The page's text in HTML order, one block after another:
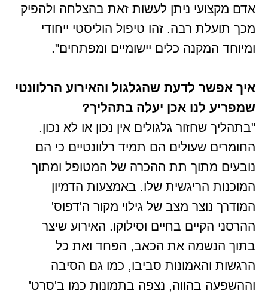
אדם מקצועי ניתן לעשות זאת בהצלחה ולהפיק
מכך תועלת רבה. זהו טיפול הוליסטי ייחודי
ומיוחד המקנה כלים יישומיים ומפתחים".
איך אפשר לדעת שהגלגול והאירוע הרלוונטי
שמפריע לנו אכן יעלה בתהליך?
"בתהליך שחזור גלגולים אין נכון או לא נכון.
החומרים שעולים הם תמיד רלוונטיים כי הם
נובעים מתוך תת ההכרה של המטופל ומתוך
המוכנות הריגשית שלו. באמצעות הדמיון
המודרך נוצר מצב של גילוי מקור ה'דפוס'
ההרסני הקיים בחיים וסילוקו. האירוע שיצר
בתוך הנשמה את הכאב, הפחד ואת כל
הרגשות והאמונות סביבו, כמו גם הסיבה
וההשפעה בהווה, נצפה בתמונות כמו ב'סרט'